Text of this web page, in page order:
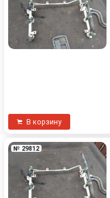
В корзину
№ 29812